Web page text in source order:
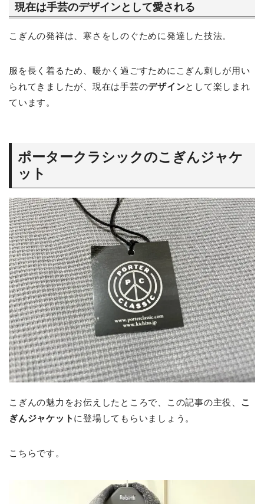
現在は手芸のデザインとして愛される
こぎんの発祥は、寒さをしのぐために発達した技法。
服を長く着るため、暖かく過ごすためにこぎん刺しが用い
られてきましたが、現在は手芸のデザインとして楽しまれ
ています。
ポータークラシックのこぎんジャケ
ット
こぎんの魅力をお伝えしたところで、この記事の主役、 こ
ぎんジャケット に登場してもらいましょう。
こちらです。